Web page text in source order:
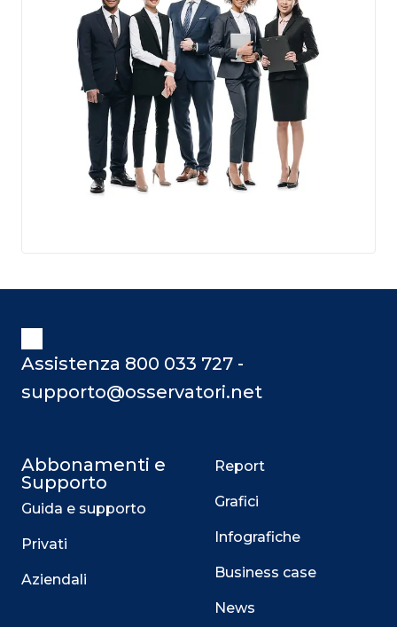
Assistenza 800 033 727 -
supporto@osservatori.net
Abbonamenti e
Supporto
Guida e supporto
Privati
Aziendali
Report
Grafici
Infografiche
Business case
News